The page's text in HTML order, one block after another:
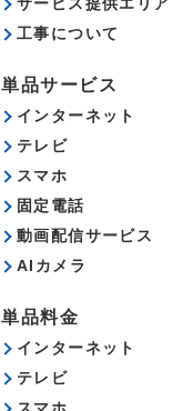
工事について
単品サービス
インターネット
テレビ
スマホ
固定電話
動画配信サービス
AIカメラ
単品料金
インターネット
テレビ